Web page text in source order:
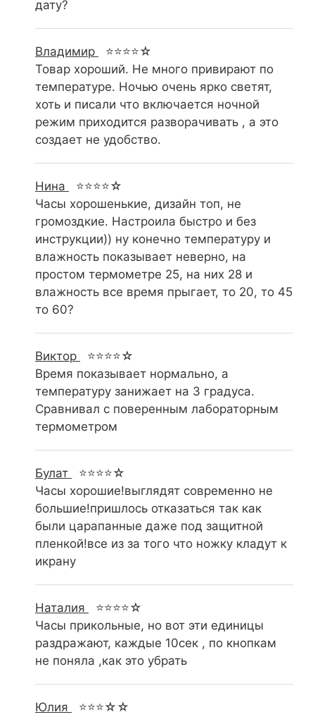
дату?
Владимир
⭐⭐⭐⭐☆
Товар хороший. Не много привирают по
температуре. Ночью очень ярко светят,
хоть и писали что включается ночной
режим приходится разворачивать , а это
создает не удобство.
Нина
⭐⭐⭐⭐☆
Часы хорошенькие, дизайн топ, не
громоздкие. Настроила быстро и без
инструкции)) ну конечно температуру и
влажность показывает неверно, на
простом термометре 25, на них 28 и
влажность все время прыгает, то 20, то 45
то 60?
Виктор
⭐⭐⭐⭐☆
Время показывает нормально, а
температуру занижает на 3 градуса.
Сравнивал с поверенным лабораторным
термометром
Булат
⭐⭐⭐⭐☆
Часы хорошие!выглядят современно не
большие!пришлось отказаться так как
были царапанные даже под защитной
пленкой!все из за того что ножку кладут к
икрану
Наталия
⭐⭐⭐⭐☆
Часы прикольные, но вот эти единицы
раздражают, каждые 10сек , по кнопкам
не поняла ,как это убрать
Юлия
⭐⭐⭐☆☆